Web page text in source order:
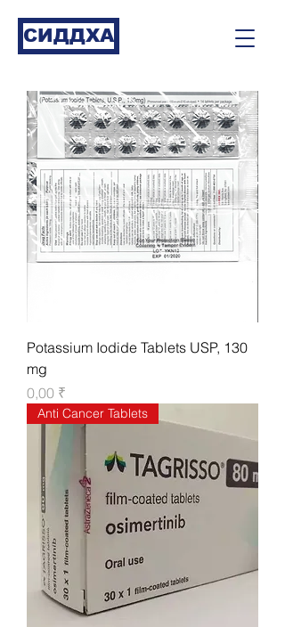
СИДДХА
Potassium Iodide Tablets USP, 130
mg
Цена
0,00 ₹
Anti Cancer Tablets